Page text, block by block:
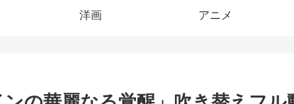
洋画 アニメ